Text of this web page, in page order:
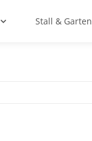
Stall & Garten